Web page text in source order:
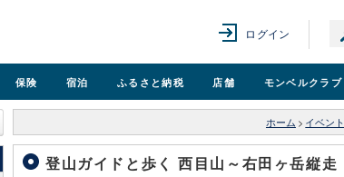
ログイン
保険 宿泊 ふるさと納税 店舗 モンベルクラブ
ホーム > イベント
登山ガイドと歩く 西目山～右田ヶ岳縦走